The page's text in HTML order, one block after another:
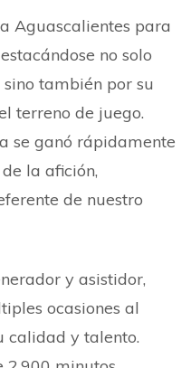
Aguascalientes para
no solo
también por su
terreno de juego.
se ganó rápidamente
la afición,
de nuestro
y asistidor,
ocasiones al
calidad y talento.